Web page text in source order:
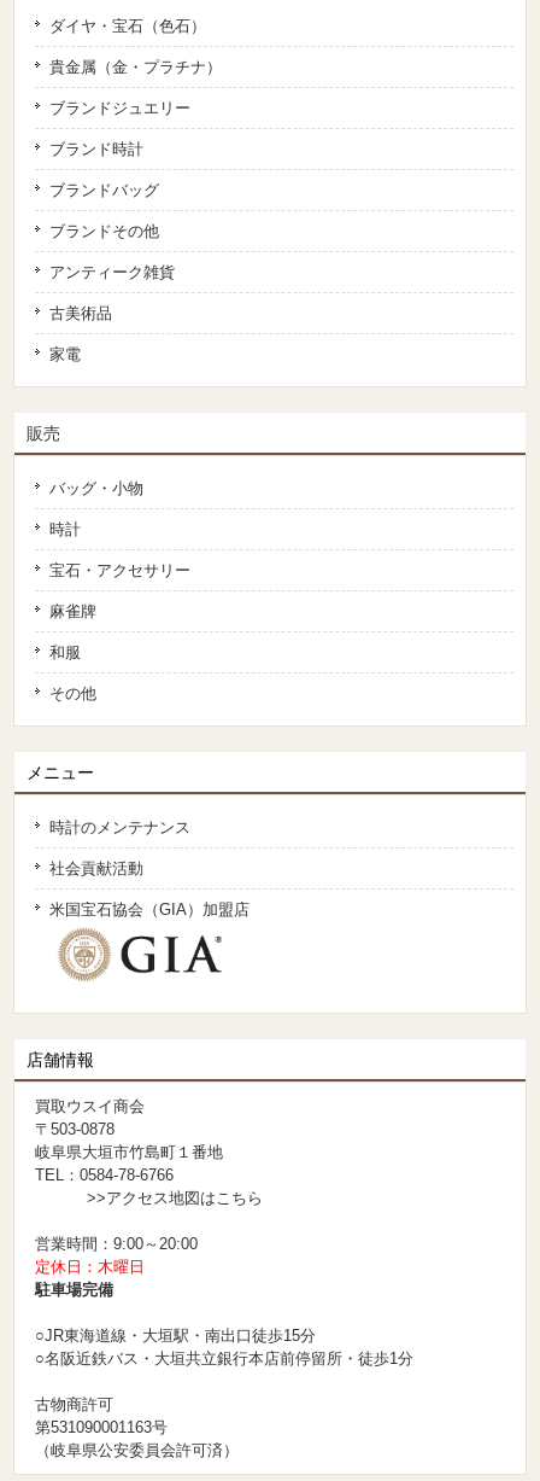
ダイヤ・宝石（色石）
貴金属（金・プラチナ）
ブランドジュエリー
ブランド時計
ブランドバッグ
ブランドその他
アンティーク雑貨
古美術品
家電
販売
バッグ・小物
時計
宝石・アクセサリー
麻雀牌
和服
その他
メニュー
時計のメンテナンス
社会貢献活動
米国宝石協会（GIA）加盟店
店舗情報
買取ウスイ商会
〒503-0878
岐阜県大垣市竹島町１番地
TEL：0584-78-6766
>>アクセス地図はこちら
営業時間：9:00～20:00
定休日：木曜日
駐車場完備
○JR東海道線・大垣駅・南出口徒歩15分
○名阪近鉄バス・大垣共立銀行本店前停留所・徒歩1分
古物商許可
第531090001163号
（岐阜県公安委員会許可済）